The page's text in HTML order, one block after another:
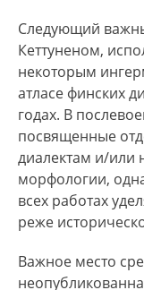
Следующий
Кеттуненом,
некоторым
атласе финских
годах. В
посвященные
диалектам и/или
морфологии,
всех работах
реже
Важное место